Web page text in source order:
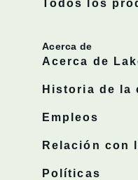
Todos los
Acerca de
Acerca de
Historia de la
Empleos
Relación con
Políticas